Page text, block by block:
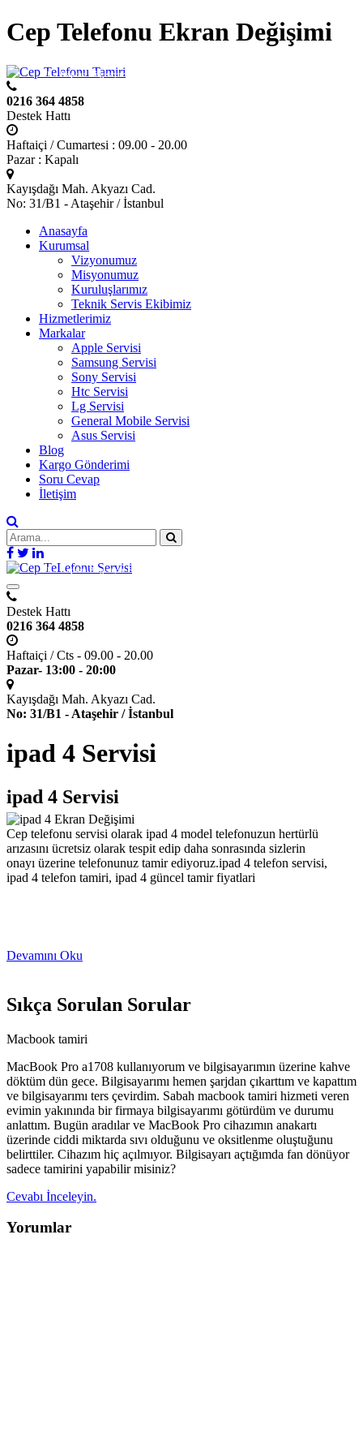
Cep Telefonu Ekran Değişimi
BirKaptan Bilgisayar Elektronik
0216 364 4858
Destek Hattı
Haftaiçi / Cumartesi : 09.00 - 20.00
Pazar : Kapalı
Kayışdağı Mah. Akyazı Cad.
No: 31/B1 - Ataşehir / İstanbul
Anasayfa
Kurumsal
Vizyonumuz
Misyonumuz
Kuruluşlarımız
Teknik Servis Ekibimiz
Hizmetlerimiz
Markalar
Apple Servisi
Samsung Servisi
Sony Servisi
Htc Servisi
Lg Servisi
General Mobile Servisi
Asus Servisi
Blog
Kargo Gönderimi
Soru Cevap
İletişim
BirKaptan Bilgisayar Elektronik
Destek Hattı
0216 364 4858
Haftaiçi / Cts - 09.00 - 20.00
Pazar- 13:00 - 20:00
Kayışdağı Mah. Akyazı Cad.
No: 31/B1 - Ataşehir / İstanbul
ipad 4 Servisi
ipad 4 Servisi
Cep telefonu servisi olarak ipad 4 model telefonuzun hertürlü
arızasını ücretsiz olarak tespit edip daha sonrasında sizlerin
onayı üzerine telefonunuz tamir ediyoruz.ipad 4 telefon servisi,
ipad 4 telefon tamiri, ipad 4 güncel tamir fiyatlari
Devamını Oku
Sıkça Sorulan Sorular
Macbook tamiri
MacBook Pro a1708 kullanıyorum ve bilgisayarımın üzerine kahve
döktüm dün gece. Bilgisayarımı hemen şarjdan çıkarttım ve kapattım
ve bilgisayarımı ters çevirdim. Sabah macbook tamiri hizmeti veren
evimin yakınında bir firmaya bilgisayarımı götürdüm ve durumu
anlattım. Bugün aradılar ve MacBook Pro cihazımın anakartı
üzerinde ciddi miktarda sıvı olduğunu ve oksitlenme oluştuğunu
belirttiler. Cihazım hiç açılmıyor. Bilgisayarı açtığımda fan dönüyor
sadece tamirini yapabilir misiniz?
Cevabı İnceleyin.
Yorumlar